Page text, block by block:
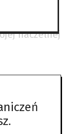
naczelnej